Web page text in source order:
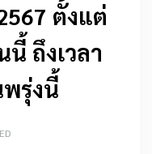
ตั้งแต่
นี้ ถึงเวลา
รุ่งนี้